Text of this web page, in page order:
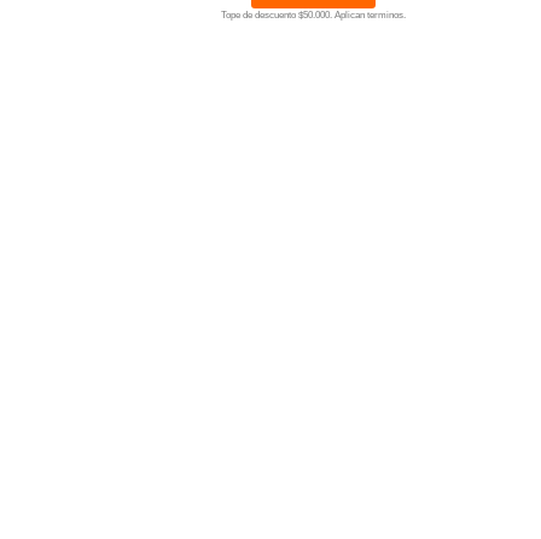
Tope de descuento $50.000. Aplican terminos.